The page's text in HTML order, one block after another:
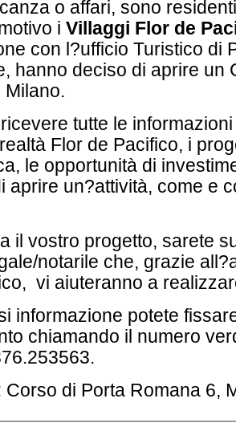
o affari, sono
i Villaggi Flor de
con l?ufficio Turistico di
hanno deciso di aprire un
Milano.
tutte le
Flor de Pacifico, i
le opportunità di
aprire un?attività, come e
il vostro progetto, sarete
notarile che, grazie
vi aiuteranno a
informazione potete
chiamando il numero
Corso di Porta Romana 6,